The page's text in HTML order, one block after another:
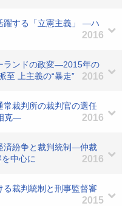
躍する「立憲主義」 ―ハ
2016
ランドの政変―2015年の
至 上主義の“暴走”
2016
常裁判所の裁判官の選任
克―
2016
済紛争と裁判統制―仲裁
中心に
2016
裁判統制と刑事監督審
2015